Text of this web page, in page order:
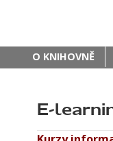
O KNIHOVNĚ
E-